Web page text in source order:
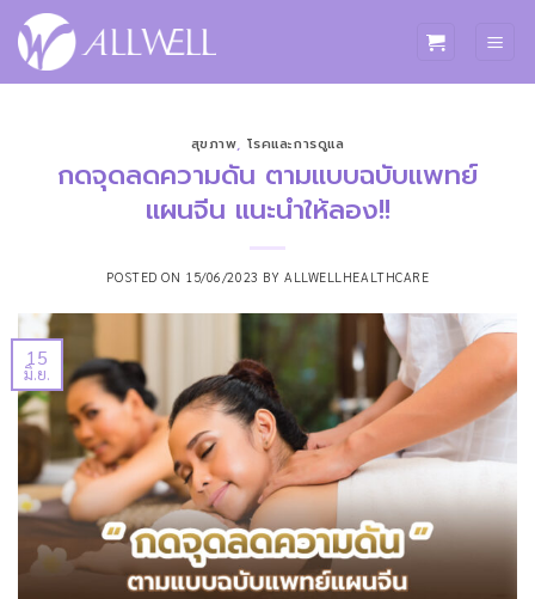
ข้าม
ไป
สุขภาพ, โรคและการดูแล
กดจุดลดความดัน ตามแบบฉบับแพทย์
แผนจีน แนะนำให้ลอง!!
POSTED ON 15/06/2023 BY ALLWELLHEALTHCARE
15
มิ.ย.